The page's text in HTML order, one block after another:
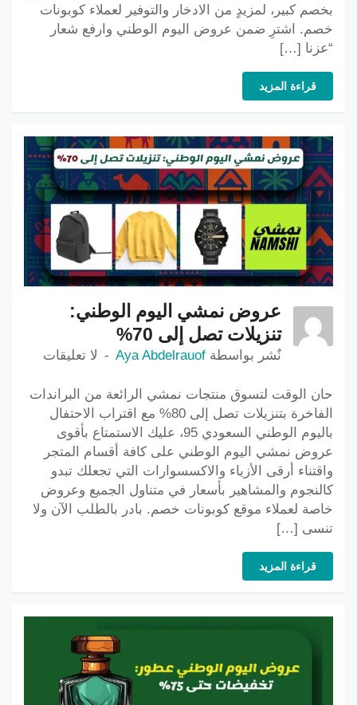
بخصم كبير، لمزيدٍ من الادخار والتوفير لعملاء كوبونات
خصم. اشترِ ضمن عروض اليوم الوطني وارفع شعار
“عزنا […]
قراءة المزيد
عروض نمشي اليوم الوطني:
تنزيلات تصل إلى 70%
نٌشر بواسطة Aya Abdelrauof لا تعليقات
حان الوقت لتسوق منتجات نمشي الرائعة من البراندات
الفاخرة بتنزيلات تصل إلى 80% مع اقتراب الاحتفال
باليوم الوطني السعودي 95، عليك الاستمتاع بأقوى
عروض نمشي اليوم الوطني على كافة أقسام المتجر
واقتناء أرقى الأزياء والاكسسوارات التي تجعلك تبدو
كالنجوم والمشاهير بأسعار في متناول الجميع وعروض
خاصة لعملاء موقع كوبونات خصم. بادر بالطلب الآن ولا
تنسى […]
قراءة المزيد